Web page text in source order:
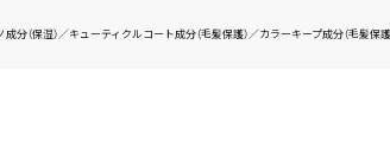
（保湿）／キューティクルコート成分（毛髪保護）／カラーキープ成分（毛髪保護